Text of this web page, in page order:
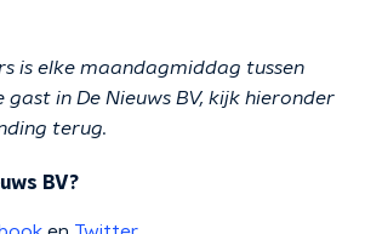
is elke maandagmiddag tussen
gast in De Nieuws BV, kijk hieronder
terug.
BV?